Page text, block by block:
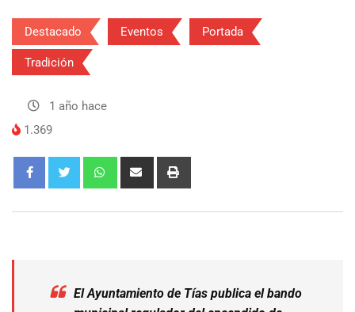
Destacado Eventos Portada
Tradición
1 año hace
1.369
El Ayuntamiento de Tías publica el bando